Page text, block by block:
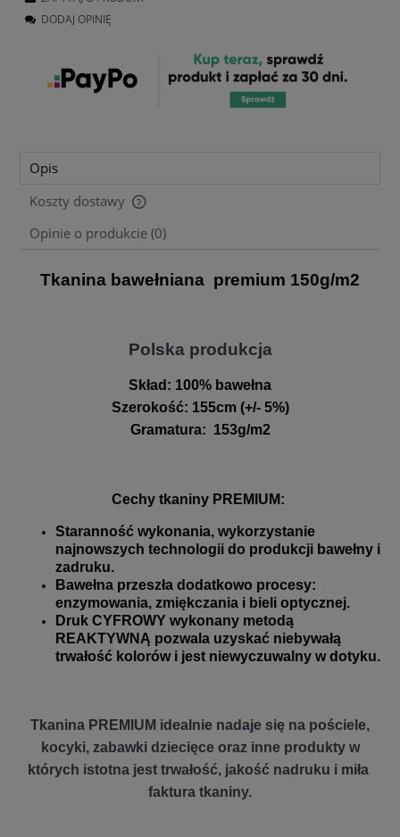
DODAJ OPINIĘ
Opis
Koszty dostawy
Cena nie zawiera ewentualnych kosztów płatności
Opinie o produkcie (0)
Tkanina bawełniana premium 150g/m2
Polska produkcja
Skład: 100% bawełna
Szerokość: 155cm (+/- 5%)
Gramatura: 153g/m2
Cechy tkaniny PREMIUM:
Staranność wykonania, wykorzystanie
najnowszych technologii do produkcji bawełny i
zadruku.
Bawełna przeszła dodatkowo procesy:
enzymowania, zmiękczania i bieli optycznej.
Druk CYFROWY wykonany metodą
REAKTYWNĄ pozwala uzyskać niebywałą
trwałość kolorów i jest niewyczuwalny w dotyku.
Tkanina PREMIUM idealnie nadaje się na pościele,
kocyki, zabawki dziecięce oraz inne produkty w
których istotna jest trwałość, jakość nadruku i miła
faktura tkaniny.